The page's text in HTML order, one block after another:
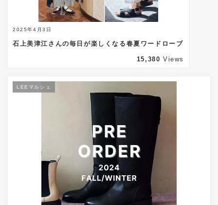
2025年4月3日
石上美津江さんの毎日が楽しくなる春夏ワードローブ
15,380 Views
LEEマルシェ